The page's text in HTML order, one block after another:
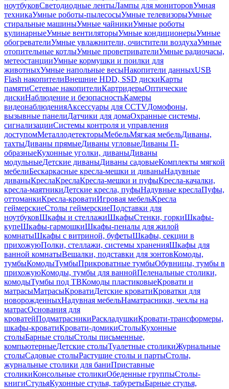
ноутбуковСветодиодные лентыЛампы для мониторовУмная
техникаУмные роботы-пылесосыУмные телевизорыУмные
стиральные машиныУмные чайникиУмные роботы
кулинарныеУмные вентиляторыУмные кондиционерыУмные
обогревателиУмные увлажнители, очистители воздухаУмные
отопительные котлыУмные проветривателиУмные радиочасы,
метеостанцииУмные кормушки и поилки для
животныхУмные напольные весыНакопители данныхUSB
Flash накопителиВнешние HDD, SSD дискиКарты
памятиСетевые накопителиКартридерыОптические
дискиНаблюдение и безопасностьКамеры
видеонаблюденияАксессуары для CCTVДомофоны,
вызывные панелиДатчики для домаОхранные системы,
сигнализацииСистемы контроля и управления
доступомМеталлодетекторыМебельМягкая мебельДиваны,
тахтыДиваны прямыеДиваны угловыеДиваны П-
образныеКухонные уголки, диваныДиваны
модульныеДетские диваныДиваны садовыеКомплекты мягкой
мебелиБескаркасные кресла-мешки и диваныНадувные
диваныКреслаКреслаКресла-мешки и пуфыКресла-качалки,
кресла-маятникиДетские кресла, пуфыНадувные креслаПуфы,
оттоманкиКресла-кроватиИгровая мебельКресла
геймерскиеСтолы геймерскиеПодставки для
ноутбуковШкафы и стеллажиШкафыСтенки, горкиШкафы-
купеШкафы-гармошкиШкафы-пеналы для жилой
комнатыШкафы с витриной, буфетыШкафы, секции в
прихожуюПолки, стеллажи, системы храненияШкафы для
ванной комнатыВешалки, подставки для зонтовКомоды,
тумбыКомодыТумбыПрикроватные тумбыОбувницы, тумбы в
прихожуюКомоды, тумбы для ваннойПеленальные столики,
комодыТумбы под ТВКомоды пластиковыеКровати и
матрасыМатрасыКроватиДетские кроватиКроватки для
новорожденныхНадувная мебельНаматрасники, чехлы на
матрасОснования для
кроватейПодматрасникиРаскладушкиКровати-трансформеры,
шкафы-кроватиКровати-домикиСтолыКухонные
столыБарные столыСтолы письменные,
компьютерныеДетские столыТуалетные столикиЖурнальные
столыСадовые столыРастущие столы и партыСтолы,
журнальные столики для баниПриставные
столикиКонсольные столикиОбеденные группыСтолы-
книгиСтульяКухонные стулья, табуретыБарные стулья,